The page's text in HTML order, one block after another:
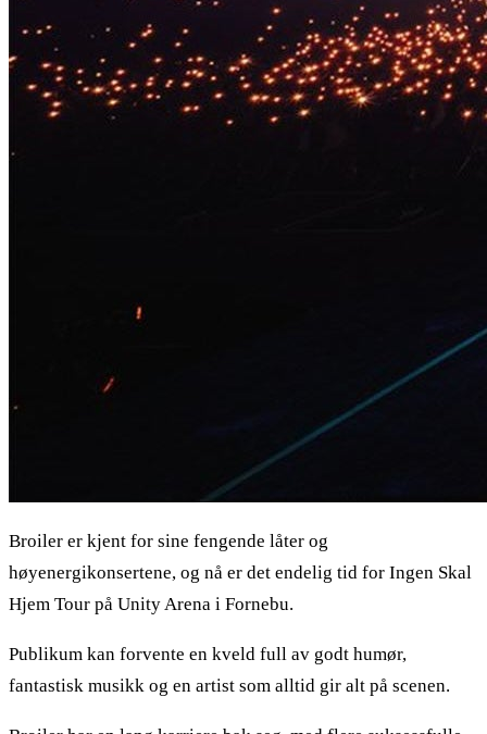
Broiler er kjent for sine fengende låter og
høyenergikonsertene, og nå er det endelig tid for Ingen Skal
Hjem Tour på Unity Arena i Fornebu.
Publikum kan forvente en kveld full av godt humør,
fantastisk musikk og en artist som alltid gir alt på scenen.